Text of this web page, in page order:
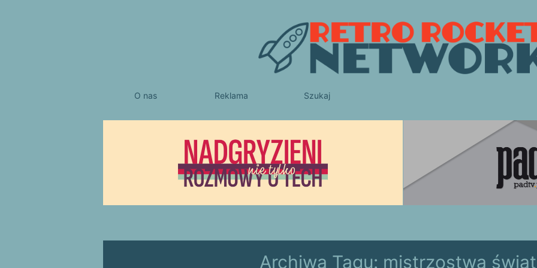
O nas Reklama Szukaj
Archiwa Tagu: mistrzostwa